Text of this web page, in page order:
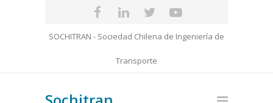
SOCHITRAN - Sociedad Chilena de Ingeniería de
Transporte